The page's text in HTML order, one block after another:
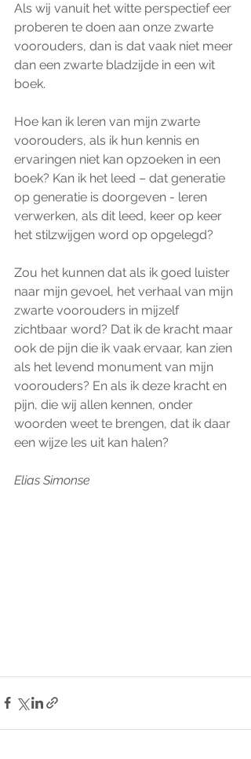
Als wij vanuit het witte perspectief eer
proberen te doen aan onze zwarte
voorouders, dan is dat vaak niet meer
dan een zwarte bladzijde in een wit
boek.
Hoe kan ik leren van mijn zwarte
voorouders, als ik hun kennis en
ervaringen niet kan opzoeken in een
boek? Kan ik het leed – dat generatie
op generatie is doorgeven - leren
verwerken, als dit leed, keer op keer
het stilzwijgen word op opgelegd?
Zou het kunnen dat als ik goed luister
naar mijn gevoel, het verhaal van mijn
zwarte voorouders in mijzelf
zichtbaar word? Dat ik de kracht maar
ook de pijn die ik vaak ervaar, kan zien
als het levend monument van mijn
voorouders? En als ik deze kracht en
pijn, die wij allen kennen, onder
woorden weet te brengen, dat ik daar
een wijze les uit kan halen?
Elias Simonse